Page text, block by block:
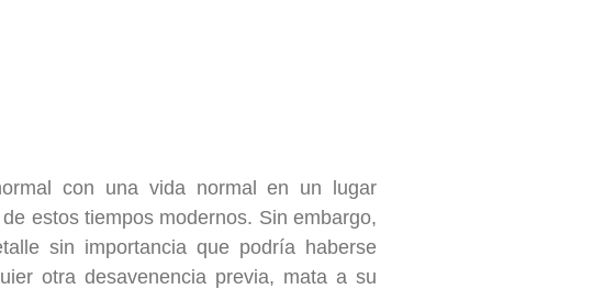
con una vida normal en un lugar
estos tiempos modernos. Sin embargo,
sin importancia que podría haberse
otra desavenencia previa, mata a su